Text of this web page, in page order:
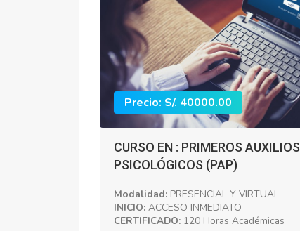
Precio: S/. 40000.00
CURSO EN : PRIMEROS AUXILIOS
PSICOLÓGICOS (PAP)
Modalidad: PRESENCIAL Y VIRTUAL
INICIO: ACCESO INMEDIATO
CERTIFICADO: 120 Horas Académicas